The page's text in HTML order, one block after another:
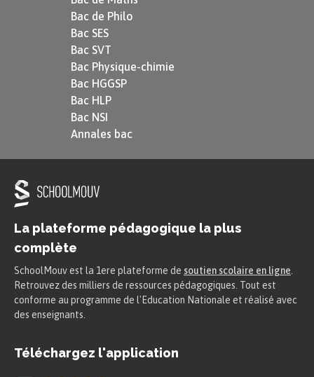
Ces inégalités dépendent de la
poste occupé, mais également du
force entre les salariés et les employeurs
Exemple
Le fait qu’un·e cadre dirigeant·e gagne
plus d’argent qu’un·e ouvrier·ère est
endosse plus de responsabilités et a
généralement fait des études plus
longues.
Cette différence de rémunération
n’est plus légitimée quand on
En particulier, on constate ces
Bac de Philo
Bac SES
Bac SVT
Bac Physique-chimie
Bac HGGSP
Bac HLP
Bac NSI
Annales bac
La plateforme pédagogique la plus
complète
SchoolMouv est la 1ere plateforme de soutien scolaire en ligne
Retrouvez des milliers de ressources pédagogiques. Tout est
conforme au programme de l'Education Nationale et réalisé avec
des enseignants.
Téléchargez l'application